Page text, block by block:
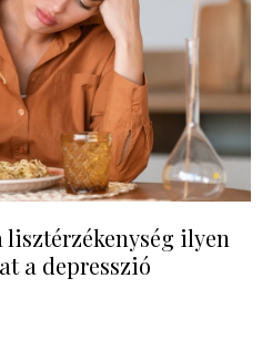
ilyen
a depresszió